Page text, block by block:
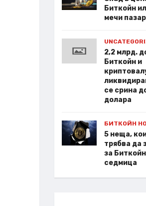
Биткойн
мечи
2,2 млрд.
Биткойн и
се срина
долара
БИТКОЙН
5 неща,
трябва да
за
седмица